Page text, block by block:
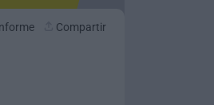
Compartir